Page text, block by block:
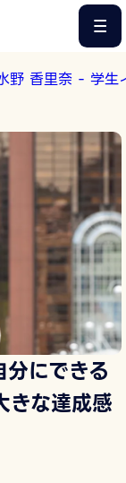
野 香里奈 - 学生
にできる
きな達成感